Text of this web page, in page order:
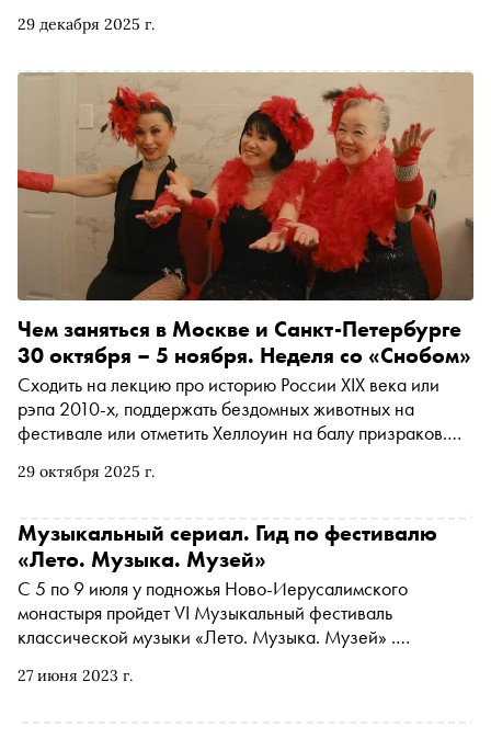
29 декабря 2025 г.
столицу
29 октября 2025 г.
Чем заняться в Москве и Санкт-Петербурге
30 октября – 5 ноября. Неделя со «Снобом»
Сходить на лекцию про историю России XIX века или
рэпа 2010-х, поддержать бездомных животных на
фестивале или отметить Хеллоуин на балу призраков.
ближайшей неделе
27 июня 2023 г.
Музыкальный сериал. Гид по фестивалю
«Лето. Музыка. Музей»
С 5 по 9 июля у подножья Ново-Иерусалимского
монастыря пройдет VI Музыкальный фестиваль
классической музыки «Лето. Музыка. Музей» .
рождения Сергея Рахманинова. На сцене под открытым